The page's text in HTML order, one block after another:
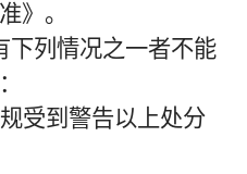
》。
下列情况之一者不能
受到警告以上处分